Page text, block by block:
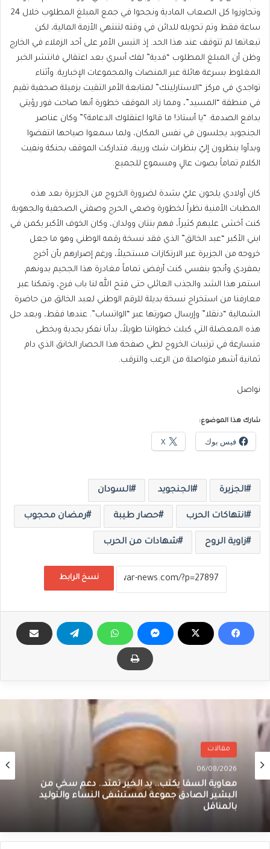
وتجاوزوا كل الصعاب المادية ونجحوا في جمع المبلغ المطلوب خلال 24
ساعة فقط وتم تحويله للدائن في وقته لتنتهي الأزمة المالية، لكن
تبعاتها لم تتوقف عند هذا الحد. إذ التبس الأمر على أحد الزملاء في الخارج
وظن أن المبلغ المطلوب “فدية” لفك أسري بعد اعتقالي فانتشر الخبر
المغلوط بسرعة هائلة عبر المنصات والمجموعات الإخبارية. وأثناء
تواجدي في مركز “الاستارلينك” لمتابعة الأمر التقيت بزميلة صحفية تقيم
في منطقة “المسيد”، ومما زاد الموقف خطورة أنها صاحت فور رؤيتي
بدافع الصدمة: “يا أستاذ! ما قالوا اعتقلوك الدعامة؟” وكان عناصر
الجنجويد يجلسون في نفس المكان، ولما سمعوا صياحها انتفضوا
وبدأوا ينظرون إليّ بنظرات شك وريبة، فتداركت الموقف بحنكة ونفيت
الكلام تماماً بصوت عالٍ ومسموع للجميع.
كان أولادي يلحون عليّ بشدة لضرورة الخروج من الجزيرة بعد هذه
المطبات الأمنية نظراً لخطورة وضعي الحرج وصفتي الصحفية والجهوية.
كنت أخشى عليهم كثيراً، فهم بنتان وولدان، وكان الخوف الأكبر يكمن في
ابني الأكبر “عبد الخالق” الذي فقد نسخة رقمه الوطني وهو ما جعل
خروجه من الجزيرة عبر الارتكازات مستحيلاً، ورغم إصرارهم بأن أخرج
بمفردي وأنجو بنفسي كنت أرفض تماماً مغادرة هذا الجحيم بدونهم.
استمر هذا الشد والجذب العائلي حتى فتح الله لنا باب فرج، وتمكنا عبر
معارفنا من استخراج نسخة بديلة للرقم الوطني لعبد الخالق من حاضرة
الشمالية “دنقلا” وإرسال صورتها عبر “الواتساب”. عندها فقط، وبعد حل
هذه المعضلة التي كبلت خطواتنا طويلاً، بدأنا نفكر بجدية وبخطى
متسارعة في ترتيبات الخروج لطي صفحة هذا الحصار الخانق الذي دام
ثمانية أشهر متواصلة من الرعب والترقب.
نواصل
شارك هذا الموضوع:
فيس بوك X
الجزيرة الجنجويد السودان
انتهاكات الحرب حصار طيبة رمضان محجوب
زاوية الروح شهادات من الحرب
نسخ الرابط
مقالات
06/08/2026
معاوية السقا يكتب.. يد الخير تمتد.. دعم سخي من
البشير الصادق جموعة لمستشفى النساء والتوليد
بالمناقل